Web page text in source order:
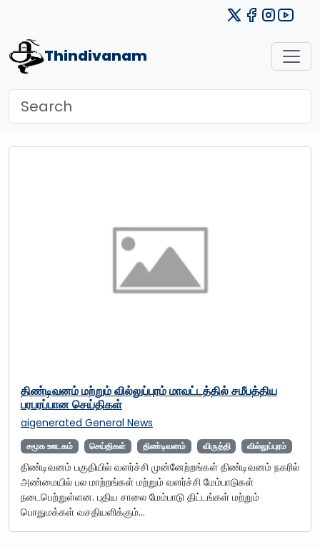
Thindivanam
திண்டிவனம் மற்றும் வில்லுப்புரம் மாவட்டத்தில் சமீபத்திய
பரபரப்பான செய்திகள்
aigenerated General News
சமூக ஊடகம் செய்திகள் திண்டிவனம் விருத்தி வில்லுப்புரம்
திண்டிவனம் பகுதியில் வளர்ச்சி முன்னேற்றங்கள் திண்டிவனம் நகரில்
அண்மையில் பல மாற்றங்கள் மற்றும் வளர்ச்சி மேம்பாடுகள்
நடைபெற்றுள்ளன. புதிய சாலை மேம்பாடு திட்டங்கள் மற்றும்
பொதுமக்கள் வசதியளிக்கும்…